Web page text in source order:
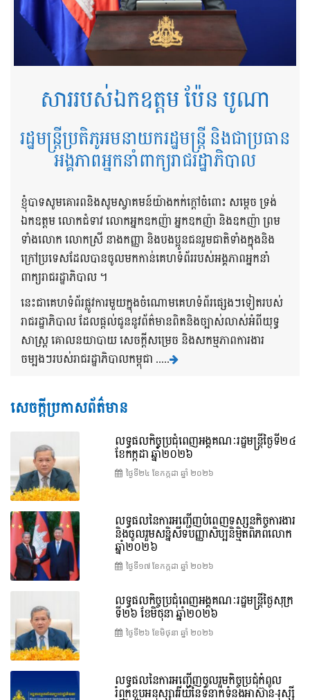
សាររបស់ឯកឧត្តម ប៉ែន បូណា
រដ្ឋមន្ត្រីប្រតិភូអមនាយករដ្ឋមន្ត្រី និងជាប្រធាន
អង្គភាពអ្នកនាំពាក្យរាជរដ្ឋាភិបាល
ខ្ញុំបាទសូមគោរពនិងសូមស្វាគមន៍យ៉ាងកក់ក្តៅចំពោះ សម្តេច ទ្រង់
ឯកឧត្តម លោកជំទាវ លោកអ្នកឧកញ៉ា អ្នកឧកញ៉ា និងឧកញ៉ា ព្រម
ទាំងលោក លោកស្រី នាងកញ្ញា និងបងប្អូនជនរួមជាតិទាំងក្នុងនិង
ក្រៅប្រទេសដែលបានចូលមកកាន់គេហទំព័ររបស់អង្គភាពអ្នកនាំ
ពាក្យរាជរដ្ឋាភិបាល ។
នេះជាគេហទំព័រផ្លូវការមួយក្នុងចំណោមគេហទំព័រផ្សេងៗទៀតរបស់
រាជរដ្ឋាភិបាល ដែលផ្តល់ជូននូវព័ត៌មានពិតនិងច្បាស់លាស់អំពីយុទ្ធ
សាស្រ្ត គោលនយាបាយ សេចក្តីសម្រេច និងសកម្មភាពការងារ
ចម្បងៗរបស់រាជរដ្ឋាភិបាលកម្ពុជា .....
សេចក្តីប្រកាសព័ត៌មាន
លទ្ធផលកិច្ចប្រជុំពេញអង្គគណៈរដ្ឋមន្រ្តីថ្ងៃទី២៤
ខែកក្កដា ឆ្នាំ២០២៦
ថ្ងៃទី២៤ ខែ​កក្កដា ឆ្នាំ ២០២៦
លទ្ធផលនៃការអញ្ជើញបំពេញទស្សនកិច្ចការងារ
និងចូលរួមសន្និសីទបញ្ញាសិប្បនិម្មិតពិភពលោក
ឆ្នាំ២០២៦
ថ្ងៃទី១៧ ខែ​កក្កដា ឆ្នាំ ២០២៦
លទ្ធផលកិច្ចប្រជុំពេញអង្គគណៈរដ្ឋមន្រ្តីថ្ងៃសុក្រ
ទី២៦ ខែមិថុនា ឆ្នាំ២០២៦
ថ្ងៃទី២៦ ខែ​មិថុនា ឆ្នាំ ២០២៦
លទ្ធផលនៃការអញ្ជើញចូលរួមកិច្ចប្រជុំកំពូល
រំឭកខួបអនុស្សាវរីយ៍នៃទំនាក់ទំនងអាស៊ាន-រុស្ស៊ី